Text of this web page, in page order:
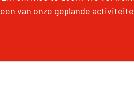
van onze geplande